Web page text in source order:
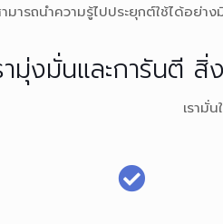
ารถนำความรู้ไปประยุกต์ใช้ได้อย่า
มุ่งมั่นและการันตี
เรามั่